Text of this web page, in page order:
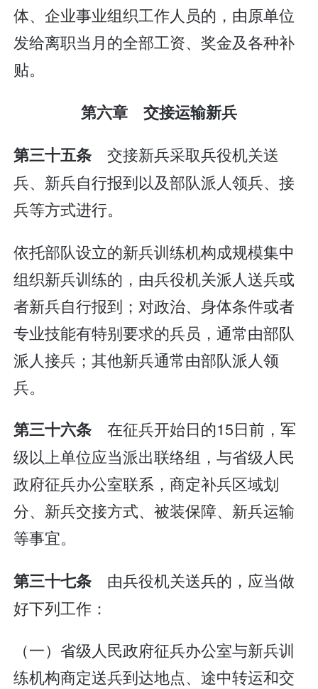
体、企业事业组织工作人员的，由原单位
发给离职当月的全部工资、奖金及各种补
贴。
第六章 交接运输新兵
第三十五条 交接新兵采取兵役机关送
兵、新兵自行报到以及部队派人领兵、接
兵等方式进行。
依托部队设立的新兵训练机构成规模集中
组织新兵训练的，由兵役机关派人送兵或
者新兵自行报到；对政治、身体条件或者
专业技能有特别要求的兵员，通常由部队
派人接兵；其他新兵通常由部队派人领
兵。
第三十六条 在征兵开始日的15日前，军
级以上单位应当派出联络组，与省级人民
政府征兵办公室联系，商定补兵区域划
分、新兵交接方式、被装保障、新兵运输
等事宜。
第三十七条 由兵役机关送兵的，应当做
好下列工作：
（一）省级人民政府征兵办公室与新兵训
练机构商定送兵到达地点、途中转运和交